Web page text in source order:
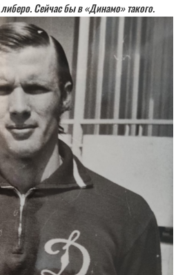
Сейчас бы в «Динамо» такого.